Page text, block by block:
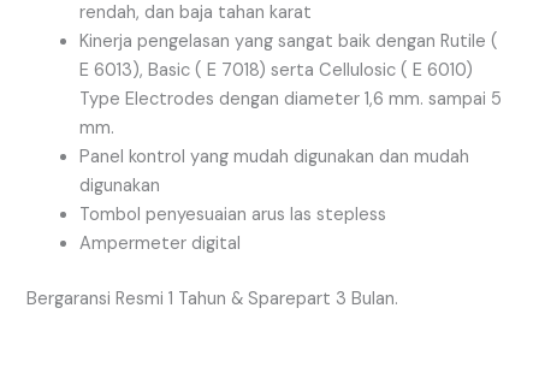
rendah, dan baja tahan karat
Kinerja pengelasan yang sangat baik dengan Rutile (
E 6013), Basic ( E 7018) serta Cellulosic ( E 6010)
Type Electrodes dengan diameter 1,6 mm. sampai 5
mm.
Panel kontrol yang mudah digunakan dan mudah
digunakan
Tombol penyesuaian arus las stepless
Ampermeter digital
Bergaransi Resmi 1 Tahun & Sparepart 3 Bulan.